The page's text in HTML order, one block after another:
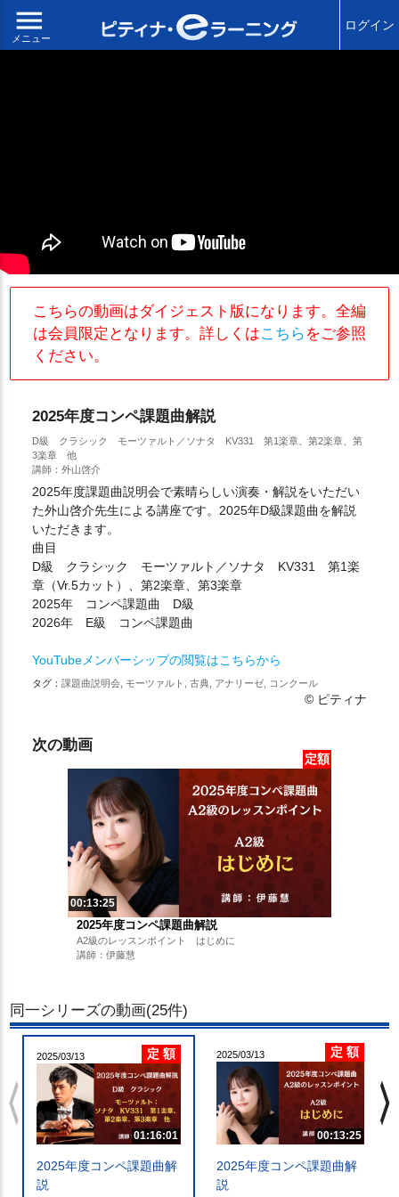
menu
メニュー
ログイン
こちらの動画はダイジェスト版になります。全編
は会員限定となります。詳しくはこちら をご参照
ください。
2025年度コンペ課題曲解説
D級 クラシック モーツァルト／ソナタ KV331 第1楽章、第2楽章、第
3楽章 他
講師：外山啓介
2025年度課題曲説明会で素晴らしい演奏・解説をいただい
た外山啓介先生による講座です。2025年D級課題曲を解説
いただきます。
曲目
D級 クラシック モーツァルト／ソナタ KV331 第1楽
章（Vr.5カット）、第2楽章、第3楽章
2025年 コンペ課題曲 D級
2026年 E級 コンペ課題曲
YouTubeメンバーシップの閲覧はこちらから
タグ： 課題曲説明会, モーツァルト, 古典, アナリーゼ, コンクール
© ピティナ
次の動画
定額
00:13:25
2025年度コンペ課題曲解説
A2級のレッスンポイント はじめに
講師：伊藤慧
同一シリーズの動画(25件)
2025/03/13 定 額
01:16:01
2025年度コンペ課題曲解
説
2025/03/13 定 額
00:13:25
2025年度コンペ課題曲解
説
chevron_left chevron_right